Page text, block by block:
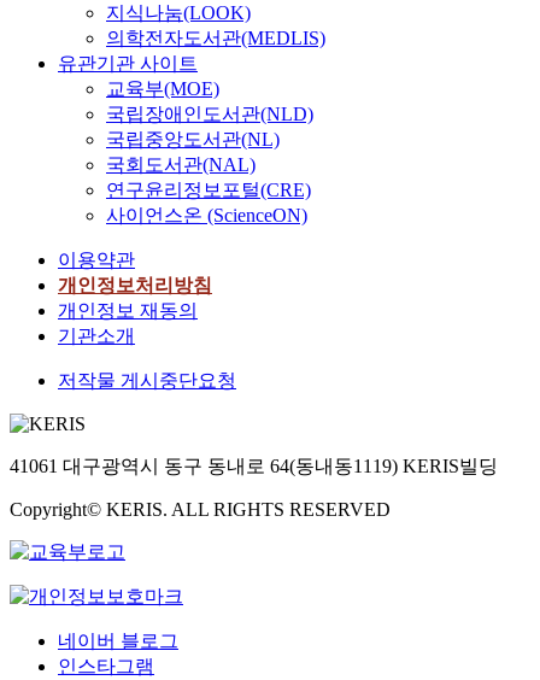
지식나눔(LOOK)
의학전자도서관(MEDLIS)
유관기관 사이트
교육부(MOE)
국립장애인도서관(NLD)
국립중앙도서관(NL)
국회도서관(NAL)
연구윤리정보포털(CRE)
사이언스온 (ScienceON)
이용약관
개인정보처리방침
개인정보 재동의
기관소개
저작물 게시중단요청
41061 대구광역시 동구 동내로 64(동내동1119) KERIS빌딩
Copyright© KERIS. ALL RIGHTS RESERVED
네이버 블로그
인스타그램